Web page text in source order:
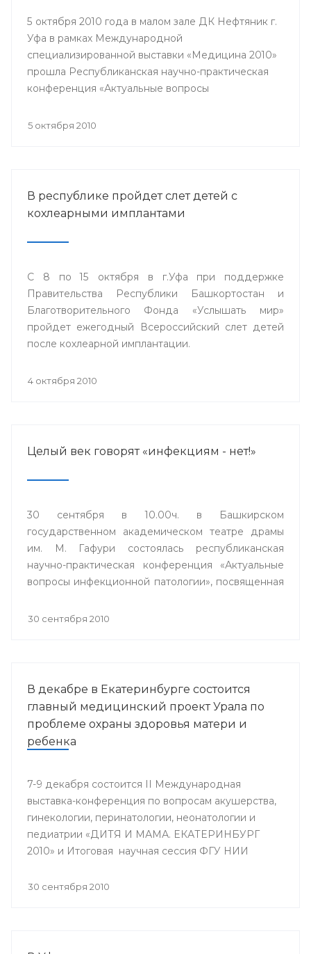
5 октября 2010 года в малом зале ДК Нефтяник г.
Уфа в рамках Международной
специализированной выставки «Медицина 2010»
прошла Республиканская научно-практическая
конференция «Актуальные вопросы
5 октября 2010
В республике пройдет слет детей с
кохлеарными имплантами
С 8 по 15 октября в г.Уфа при поддержке
Правительства Республики Башкортостан и
Благотворительного Фонда «Услышать мир»
пройдет ежегодный Всероссийский слет детей
после кохлеарной имплантации.
4 октября 2010
Целый век говорят «инфекциям - нет!»
30 сентября в 10.00ч. в Башкирском
государственном академическом театре драмы
им. М. Гафури состоялась республиканская
научно-практическая конференция «Актуальные
вопросы инфекционной патологии», посвященная
№4 города Уфы.
30 сентября 2010
В декабре в Екатеринбурге состоится
главный медицинский проект Урала по
проблеме охраны здоровья матери и
ребенка
7-9 декабря состоится II Международная
выставка-конференция по вопросам акушерства,
гинекологии, перинатологии, неонатологии и
педиатрии «ДИТЯ И МАМА. ЕКАТЕРИНБУРГ
2010» и Итоговая научная сессия ФГУ НИИ
УГМА, посвященная 25-летию кафедры.
30 сентября 2010